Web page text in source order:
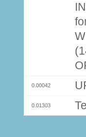
0.00042
0.01303